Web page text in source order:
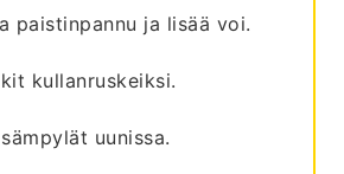
paistinpannu ja lisää voi.
kullanruskeiksi.
uunissa.